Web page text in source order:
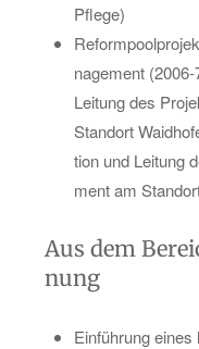
Pfle­ge)
nage­ment
Lei­tung des
Stand­ort
ti­on und Lei­tung
ment am
Aus dem
nung
Ein­füh­rung